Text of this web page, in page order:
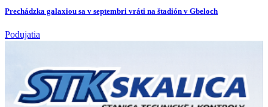
Prechádzka galaxiou sa v septembri vráti na štadión v Gbeloch
Podujatia